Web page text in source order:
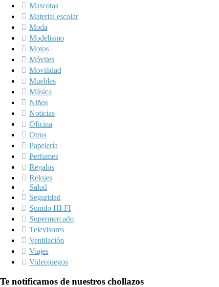
Mascotas
Material escolar
Moda
Modelismo
Motos
Móviles
Movilidad
Muebles
Música
Niños
Noticias
Oficina
Otros
Papelería
Perfumes
Regalos
Relojes
Salud
Seguridad
Sonido HI-FI
Supermercado
Televisores
Ventilación
Viajes
Videojuegos
Te notificamos de nuestros chollazos